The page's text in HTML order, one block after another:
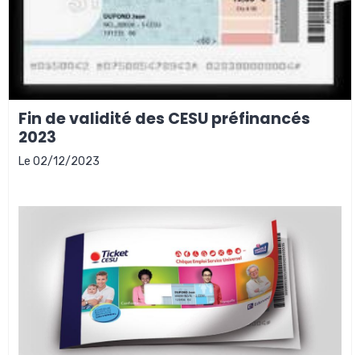
Fin de validité des CESU préfinancés
2023
Le 02/12/2023